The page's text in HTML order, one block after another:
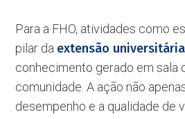
Para a FHO, atividades como
pilar da extensão universitária
conhecimento gerado em sala
comunidade. A ação não
desempenho e a qualidade de